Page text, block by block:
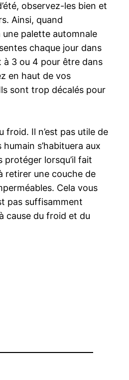
observez-les bien et
Ainsi, quand
palette automnale
chaque jour dans
à 3 ou 4 pour être dans
en haut de vos
sont trop décalés pour
Il n’est pas utile de
s’habituera aux
protéger lorsqu’il fait
retirer une couche de
Cela vous
pas suffisamment
cause du froid et du